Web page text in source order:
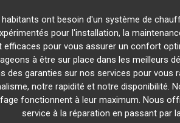
habitants ont besoin d'un système de
pour l'installation, la
efficaces pour vous assurer un confort
à être sur place dans les meilleurs
garanties sur nos services pour vous
notre rapidité et notre disponibilité.
fonctionnent à leur maximum. Nous
service à la réparation en passant par